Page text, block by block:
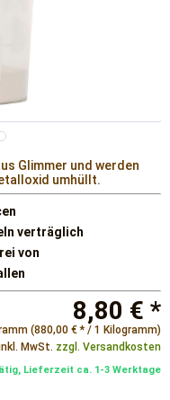
Glimmer und werden
umhüllt.
verträglich
von
8,80 € *
(880,00 € * / 1 Kilogramm)
MwSt. zzgl. Versandkosten
Lieferzeit ca. 1-3 Werktage